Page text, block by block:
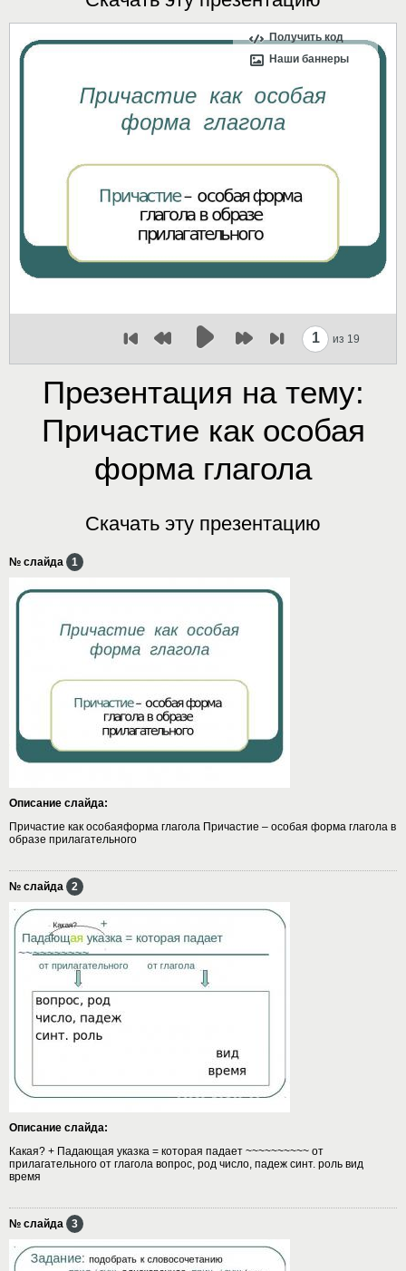
Получить код
Наши баннеры
1 из 19
Презентация на тему:
Причастие как особая
форма глагола
Скачать эту презентацию
№ слайда 1
Описание слайда:
Причастие как особаяформа глагола Причастие – особая форма глагола в
образе прилагательного
№ слайда 2
Описание слайда:
Какая? + Падающая указка = которая падает ~~~~~~~~~~ от
прилагательного от глагола вопрос, род число, падеж синт. роль вид
время
№ слайда 3